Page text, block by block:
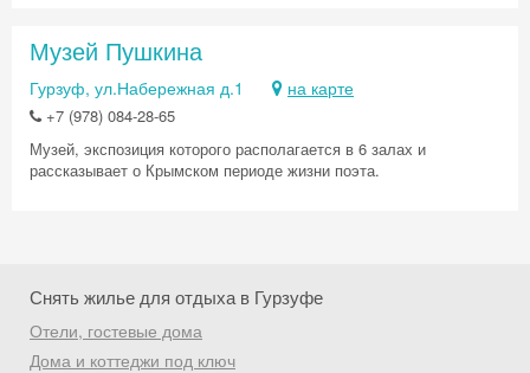
Музей Пушкина
Гурзуф, ул.Набережная д.1 на карте
+7 (978) 084-28-65
Музей, экспозиция которого располагается в 6 залах и
рассказывает о Крымском периоде жизни поэта.
Снять жилье для отдыха в Гурзуфе
Отели, гостевые дома
Дома и коттеджи под ключ
Скидка −5%
Хочешь дешевле? Оставь почту и получи
промокод на первое бронирование!